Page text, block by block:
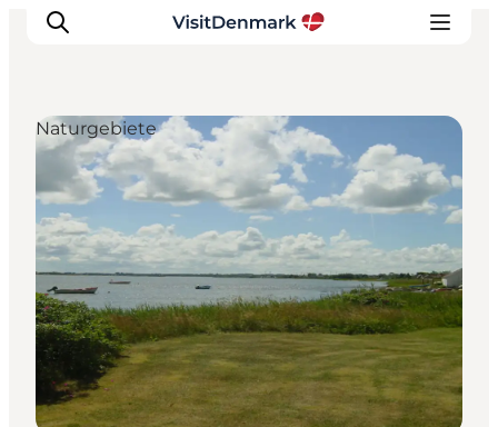
Inspiration
Regionen
Erlebnisse
Unterkünfte
Reiseplanung
Naturgebiete